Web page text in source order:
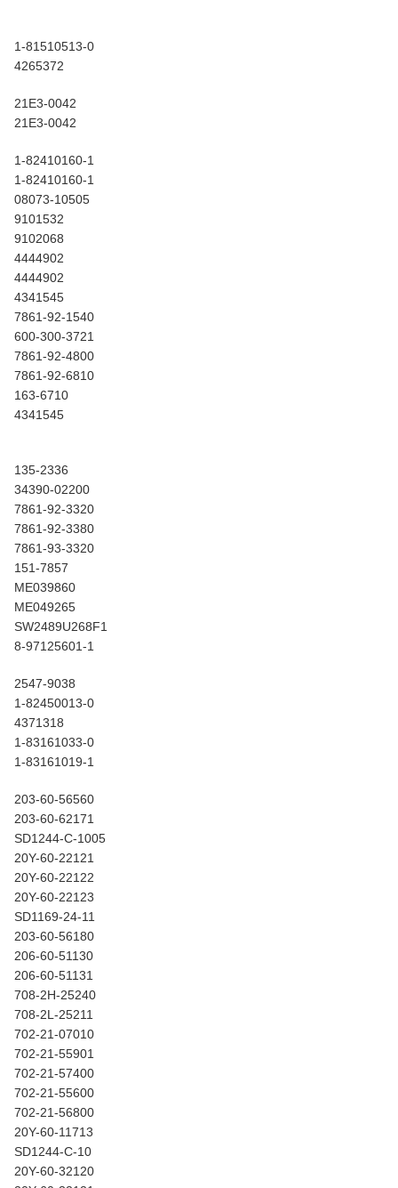
1-81510513-0
4265372
21E3-0042
21E3-0042
1-82410160-1
1-82410160-1
08073-10505
9101532
9102068
4444902
4444902
4341545
7861-92-1540
600-300-3721
7861-92-4800
7861-92-6810
163-6710
4341545
135-2336
34390-02200
7861-92-3320
7861-92-3380
7861-93-3320
151-7857
ME039860
ME049265
SW2489U268F1
8-97125601-1
2547-9038
1-82450013-0
4371318
1-83161033-0
1-83161019-1
203-60-56560
203-60-62171
SD1244-C-1005
20Y-60-22121
20Y-60-22122
20Y-60-22123
SD1169-24-11
203-60-56180
206-60-51130
206-60-51131
708-2H-25240
708-2L-25211
702-21-07010
702-21-55901
702-21-57400
702-21-55600
702-21-56800
20Y-60-11713
SD1244-C-10
20Y-60-32120